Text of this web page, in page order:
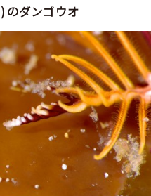
ダンゴウオ